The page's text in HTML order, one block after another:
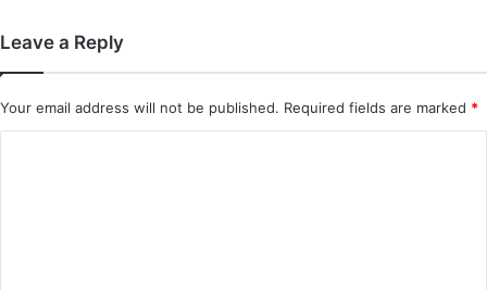
Leave a Reply
Your email address will not be published. Required fields are marked *